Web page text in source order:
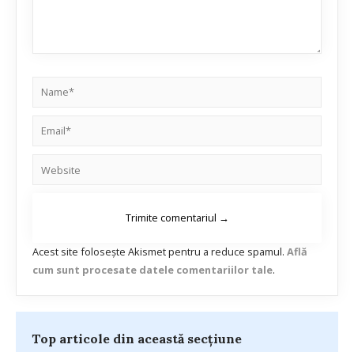
Acest site folosește Akismet pentru a reduce spamul. Află
cum sunt procesate datele comentariilor tale.
Top articole din această secțiune